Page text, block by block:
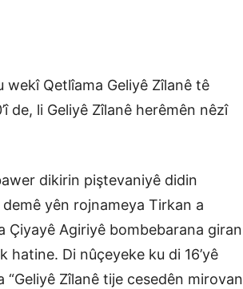
Qetlîama Geliyê Zîlanê tê
de, li Geliyê Zîlanê herêmên nêzî
dikirin piştevaniyê didin
yên rojnameya Tirkan a
Çiyayê Agiriyê bombebarana giran
Di nûçeyeke ku di 16’yê
Zîlanê tije cesedên mirovan